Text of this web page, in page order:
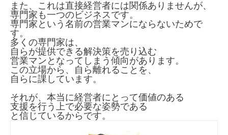
また、これは直接経営者には関係ありませんが、
専門家も一つのビジネスです。
専門家という名前の営業マンにならないためで
す。
多くの専門家は、
自らが提供できる解決策を売り込む
営業マンとなってしまう傾向があります。
この立場から、自ら離れることを、
自らに課しています。
それが、本当に経営者にとって価値のある
支援を行う上で必要な姿勢である
と信じているからです。